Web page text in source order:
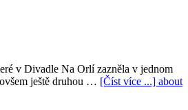
v Divadle Na Orlí zazněla v jednom
ještě druhou … [Číst více ...] about